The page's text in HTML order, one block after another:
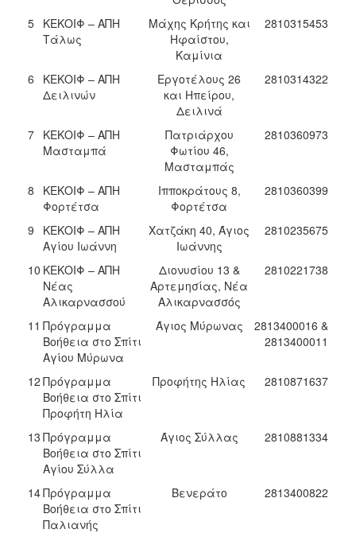
5 ΚΕΚΟΙΦ – ΑΠΗ
Τάλως
Μάχης Κρήτης και
Ηφαίστου,
Καμίνια
2810315453
6
ΚΕΚΟΙΦ – ΑΠΗ
Δειλινών
Εργοτέλους 26
και Ηπείρου,
Δειλινά
2810314322
7 ΚΕΚΟΙΦ – ΑΠΗ
Μασταμπά
Πατριάρχου
Φωτίου 46,
Μασταμπάς
2810360973
8
ΚΕΚΟΙΦ – ΑΠΗ
Φορτέτσα
Ιπποκράτους 8,
Φορτέτσα
2810360399
9
ΚΕΚΟΙΦ – ΑΠΗ
Αγίου Ιωάννη
Χατζάκη 40, Άγιος
Ιωάννης
2810235675
10 ΚΕΚΟΙΦ – ΑΠΗ
Νέας
Αλικαρνασσού
Διονυσίου 13 &
Αρτεμησίας, Νέα
Αλικαρνασσός
2810221738
11 Πρόγραμμα
Βοήθεια στο Σπίτι
Αγίου Μύρωνα
Άγιος Μύρωνας
2813400016 &
2813400011
12 Πρόγραμμα
Βοήθεια στο Σπίτι
Προφήτη Ηλία
Προφήτης Ηλίας 2810871637
13 Πρόγραμμα
Βοήθεια στο Σπίτι
Αγίου Σύλλα
Άγιος Σύλλας 2810881334
14Πρόγραμμα
Βοήθεια στο Σπίτι
Παλιανής
Βενεράτο 2813400822